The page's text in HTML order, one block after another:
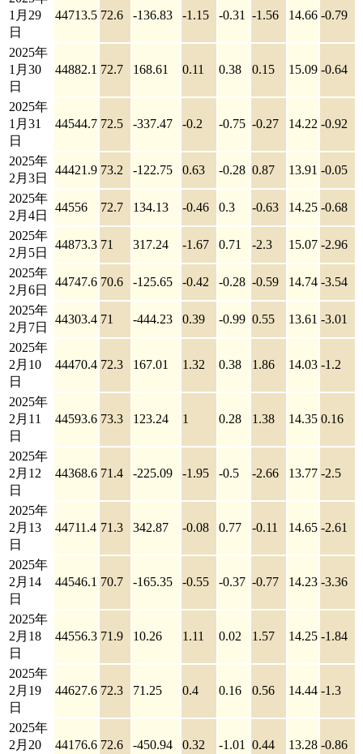
1月29
日
44713.5 72.6 -136.83 -1.15 -0.31 -1.56 14.66 -0.79
2025年
1月30
日
44882.1 72.7 168.61 0.11 0.38 0.15 15.09 -0.64
2025年
1月31
日
44544.7 72.5 -337.47 -0.2 -0.75 -0.27 14.22 -0.92
2025年
2月3日
44421.9 73.2 -122.75 0.63 -0.28 0.87 13.91 -0.05
2025年
2月4日
44556 72.7 134.13 -0.46 0.3 -0.63 14.25 -0.68
2025年
2月5日
44873.3 71 317.24 -1.67 0.71 -2.3 15.07 -2.96
2025年
2月6日
44747.6 70.6 -125.65 -0.42 -0.28 -0.59 14.74 -3.54
2025年
2月7日
44303.4 71 -444.23 0.39 -0.99 0.55 13.61 -3.01
2025年
2月10
日
44470.4 72.3 167.01 1.32 0.38 1.86 14.03 -1.2
2025年
2月11
日
44593.6 73.3 123.24 1 0.28 1.38 14.35 0.16
2025年
2月12
日
44368.6 71.4 -225.09 -1.95 -0.5 -2.66 13.77 -2.5
2025年
2月13
日
44711.4 71.3 342.87 -0.08 0.77 -0.11 14.65 -2.61
2025年
2月14
日
44546.1 70.7 -165.35 -0.55 -0.37 -0.77 14.23 -3.36
2025年
2月18
日
44556.3 71.9 10.26 1.11 0.02 1.57 14.25 -1.84
2025年
2月19
日
44627.6 72.3 71.25 0.4 0.16 0.56 14.44 -1.3
2025年
2月20
44176.6 72.6 -450.94 0.32 -1.01 0.44 13.28 -0.86